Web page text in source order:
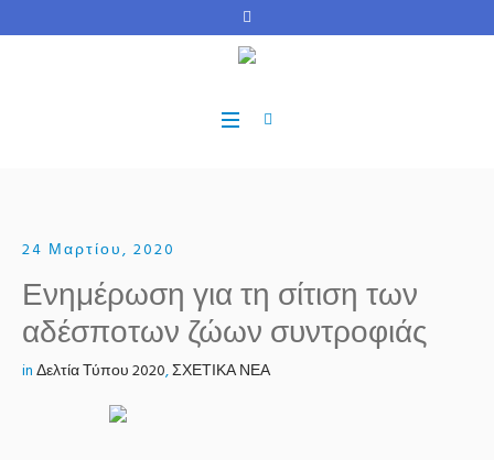
24 Μαρτίου, 2020
Ενημέρωση για τη σίτιση των
αδέσποτων ζώων συντροφιάς
inΔελτία Τύπου 2020,ΣΧΕΤΙΚΑ ΝΕΑ